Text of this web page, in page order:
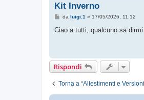
Kit Inverno
M
s
i
o
da luigi.1 » 17/05/2026, 11:12
Ciao a tutti, qualcuno sa
Rispondi
Torna a “Allestimenti e